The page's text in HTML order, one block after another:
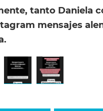
tanto Daniela
mensajes